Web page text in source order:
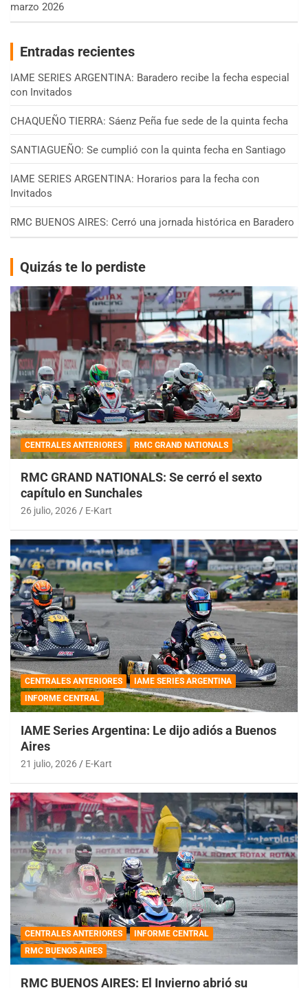
marzo 2026
Entradas recientes
IAME SERIES ARGENTINA: Baradero recibe la fecha especial
con Invitados
CHAQUEÑO TIERRA: Sáenz Peña fue sede de la quinta fecha
SANTIAGUEÑO: Se cumplió con la quinta fecha en Santiago
IAME SERIES ARGENTINA: Horarios para la fecha con
Invitados
RMC BUENOS AIRES: Cerró una jornada histórica en Baradero
Quizás te lo perdiste
CENTRALES ANTERIORES RMC GRAND NATIONALS
RMC GRAND NATIONALS: Se cerró el sexto
capítulo en Sunchales
26 julio, 2026 E-Kart
CENTRALES ANTERIORES
IAME SERIES ARGENTINA
INFORME CENTRAL
IAME Series Argentina: Le dijo adiós a Buenos
Aires
21 julio, 2026 E-Kart
CENTRALES ANTERIORES
INFORME CENTRAL
RMC BUENOS AIRES
RMC BUENOS AIRES: El Invierno abrió su